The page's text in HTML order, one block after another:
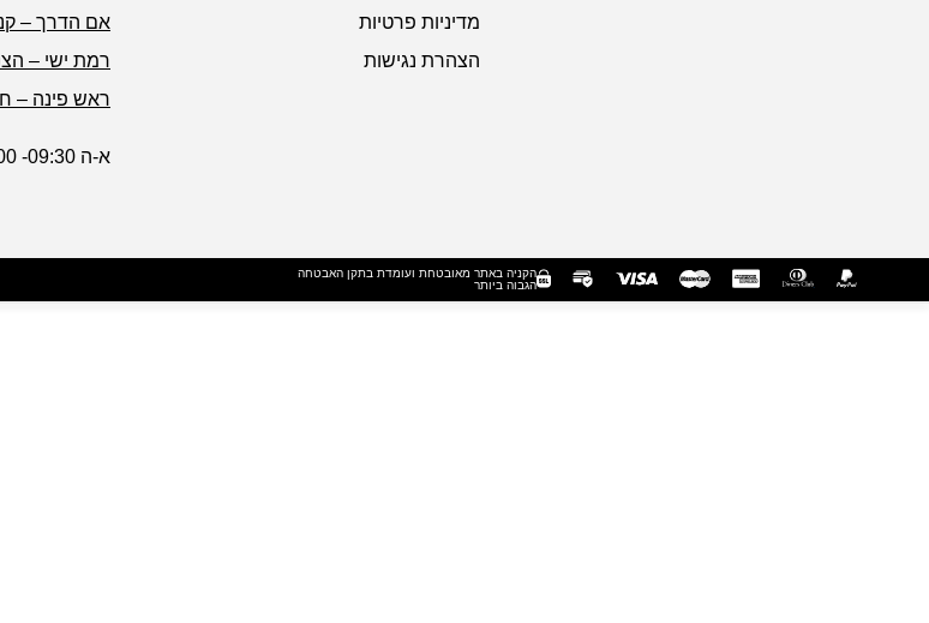
מדיניות פרטיות
הצהרת נגישות
אם הדרך –
רמת ישי –
ראש פינה –
א-ה 09:30- 18:00, ו' 09:30-14:30
הקניה באתר מאובטחת ועומדת בתקן האבטחה
הגבוה ביותר